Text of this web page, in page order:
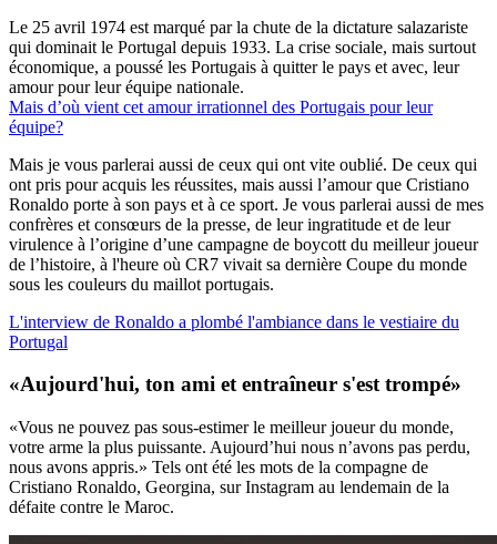
Le 25 avril 1974 est marqué par la chute de la dictature salazariste
qui dominait le Portugal depuis 1933. La crise sociale, mais surtout
économique, a poussé les Portugais à quitter le pays et avec, leur
amour pour leur équipe nationale.
Mais d’où vient cet amour irrationnel des Portugais pour leur
équipe?
Mais je vous parlerai aussi de ceux qui ont vite oublié. De ceux qui
ont pris pour acquis les réussites, mais aussi l’amour que Cristiano
Ronaldo porte à son pays et à ce sport. Je vous parlerai aussi de mes
confrères et consœurs de la presse, de leur ingratitude et de leur
virulence à l’origine d’une campagne de boycott du meilleur joueur
de l’histoire, à l'heure où CR7 vivait sa dernière Coupe du monde
sous les couleurs du maillot portugais.
L'interview de Ronaldo a plombé l'ambiance dans le vestiaire du
Portugal
«Aujourd'hui, ton ami et entraîneur s'est trompé»
«Vous ne pouvez pas sous-estimer le meilleur joueur du monde,
votre arme la plus puissante. Aujourd’hui nous n’avons pas perdu,
nous avons appris.» Tels ont été les mots de la compagne de
Cristiano Ronaldo, Georgina, sur Instagram au lendemain de la
défaite contre le Maroc.